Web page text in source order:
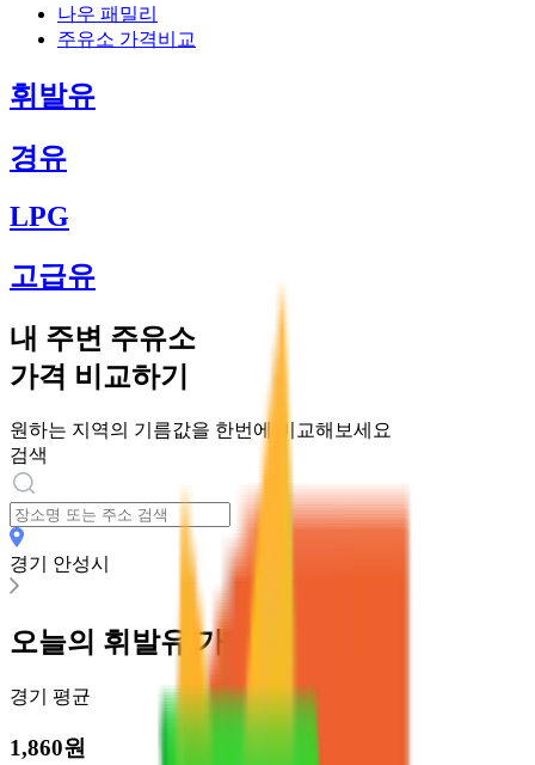
나우 패밀리
주유소 가격비교
휘발유
경유
LPG
고급유
내 주변 주유소
가격 비교하기
원하는 지역의 기름값을 한번에 비교해보세요
검색
경기 안성시
오늘의 휘발유 가격
경기 평균
1,860원